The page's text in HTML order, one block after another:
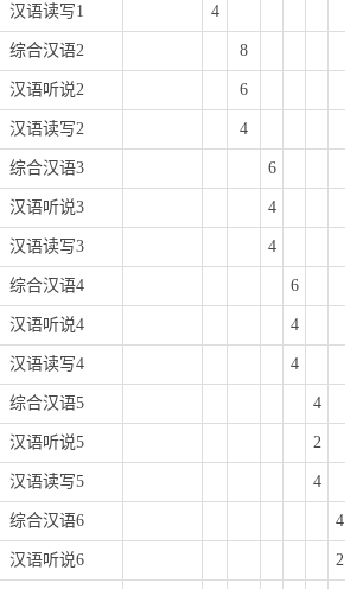
汉语读写1 4
综合汉语2 8
汉语听说2 6
汉语读写2 4
综合汉语3 6
汉语听说3 4
汉语读写3 4
综合汉语4 6
汉语听说4 4
汉语读写4 4
综合汉语5 4
汉语听说5 2
汉语读写5 4
综合汉语6 4
汉语听说6 2